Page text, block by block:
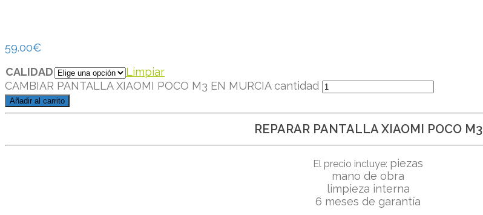
59.00€
CALIDAD
Limpiar
CAMBIAR PANTALLA XIAOMI POCO M3 EN MURCIA cantidad
Añadir al carrito
REPARAR PANTALLA XIAOMI POCO M3
El precio incluye: piezas
mano de obra
limpieza interna
6 meses de garantía